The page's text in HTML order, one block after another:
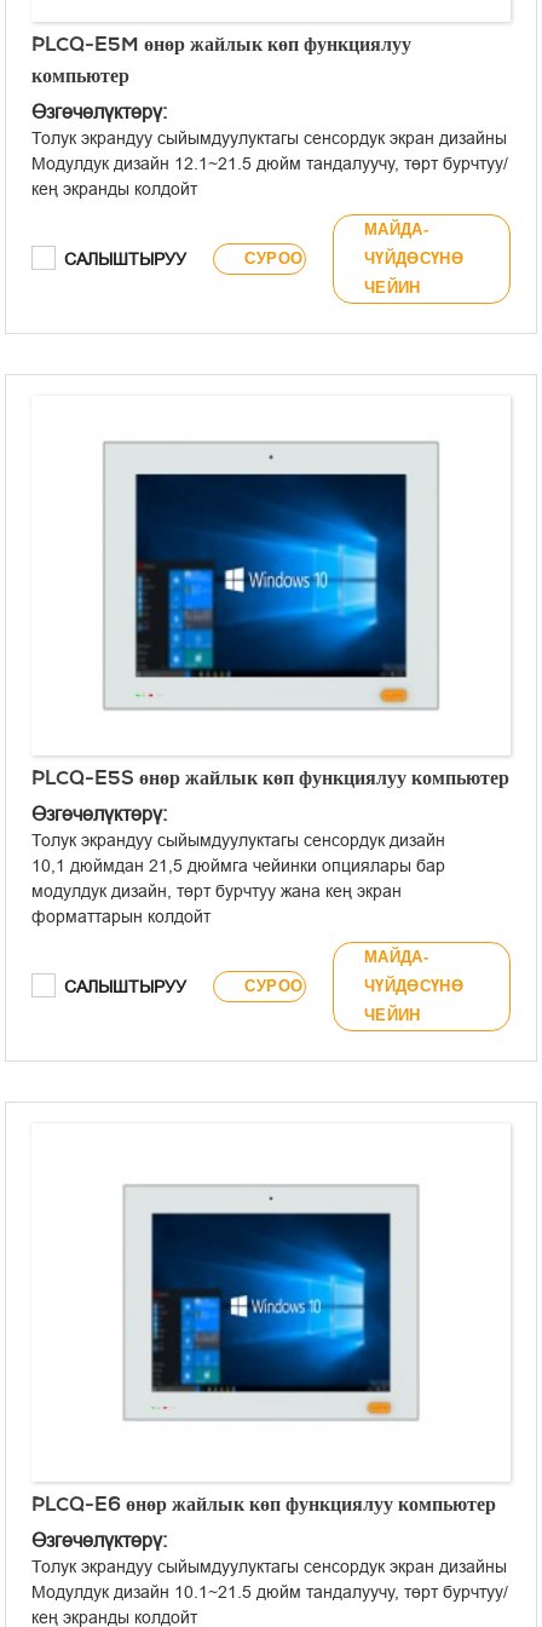
PLCQ-E5M өнөр жайлык көп функциялуу
компьютер
Өзгөчөлүктөрү:
Толук экрандуу сыйымдуулуктагы сенсордук экран дизайны
Модулдук дизайн 12.1~21.5 дюйм тандалуучу, төрт бурчтуу/
кең экранды колдойт
Алдыңкы панель IP65 талаптарына жооп берет
Алдыңкы панелде USB Type-A жана сигналдык индикатор
жарыктары камтылган
Intel® Celeron® J1900 өтө аз кубаттуулуктагы CPU колдонот
WiFi/4G зымсыз кеңейтүүсүн колдойт
Кыналган/VESA орнотуу
12~28V туруктуу ток менен камсыздоо
САЛЫШТЫРУУ СУРОО
МАЙДА-
ЧҮЙДӨСҮНӨ
ЧЕЙИН
PLCQ-E5S өнөр жайлык көп функциялуу компьютер
Өзгөчөлүктөрү:
Толук экрандуу сыйымдуулуктагы сенсордук дизайн
10,1 дюймдан 21,5 дюймга чейинки опциялары бар
модулдук дизайн, төрт бурчтуу жана кең экран
форматтарын колдойт
Алдыңкы панель IP65 стандарттарына жооп берет
Алдыңкы панель USB Type-A жана сигналдык индикатор
жарыктары менен интеграцияланган
Intel® J6412/N97/N305 аз кубаттуулуктагы CPU менен
12~28V туруктуу ток менен камсыздоо
САЛЫШТЫРУУ СУРОО
МАЙДА-
ЧҮЙДӨСҮНӨ
ЧЕЙИН
PLCQ-E6 өнөр жайлык көп функциялуу компьютер
Өзгөчөлүктөрү:
Толук экрандуу сыйымдуулуктагы сенсордук экран дизайны
Модулдук дизайн 10.1~21.5 дюйм тандалуучу, төрт бурчтуу/
кең экранды колдойт